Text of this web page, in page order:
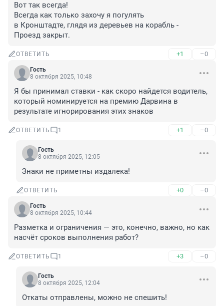
Вот так всегда!
Всегда как только захочу я погулять
в Кронштадте, глядя из деревьев на корабль -
Проезд закрыт.
ОТВЕТИТЬ +1 –0
Гость
8 октября 2025, 10:48
Я бы принимал ставки - как скоро найдется водитель,
который номинируется на премию Дарвина в
результате игнорирования этих знаков
ОТВЕТИТЬ 1 +1 –0
Гость
8 октября 2025, 12:05
Знаки не приметны издалека!
ОТВЕТИТЬ +0 –0
Гость
8 октября 2025, 10:44
Разметка и ограничения — это, конечно, важно, но как
насчёт сроков выполнения работ?
ОТВЕТИТЬ 1 +3 –0
Гость
8 октября 2025, 12:04
Откаты отправлены, можно не спешить!